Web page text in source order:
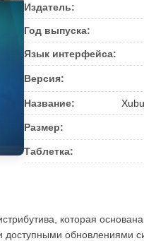
Издатель:
Год выпуска:
Язык интерфейса:
Версия:
Название:
Размер:
Таблетка:
которая
обновлениями